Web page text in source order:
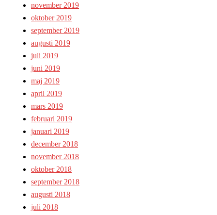
november 2019
oktober 2019
september 2019
augusti 2019
juli 2019
juni 2019
maj 2019
april 2019
mars 2019
februari 2019
januari 2019
december 2018
november 2018
oktober 2018
september 2018
augusti 2018
juli 2018